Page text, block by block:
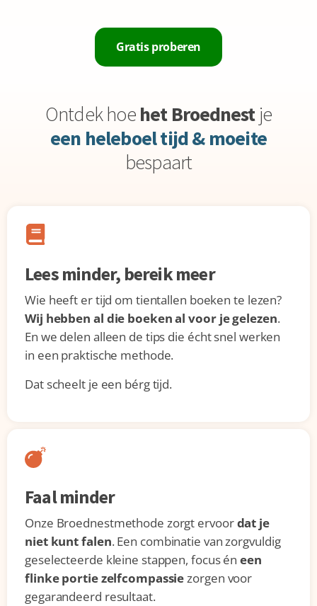
Gratis proberen
Ontdek hoehet Broednestje
een heleboel tijd & moeite
bespaart
Lees minder, bereik meer
Wie heeft er tijd om tientallen boeken te lezen?
Wij hebben al die boeken al voor je gelezen.
En we delen alleen de tips die écht snel werken
in een praktische methode.
Dat scheelt je een bérg tijd.
Faal minder
Onze Broednestmethode zorgt ervoordat je
niet kunt falen. Een combinatie van zorgvuldig
geselecteerde kleine stappen, focus éneen
flinke portie zelfcompassiezorgen voor
gegarandeerd resultaat.